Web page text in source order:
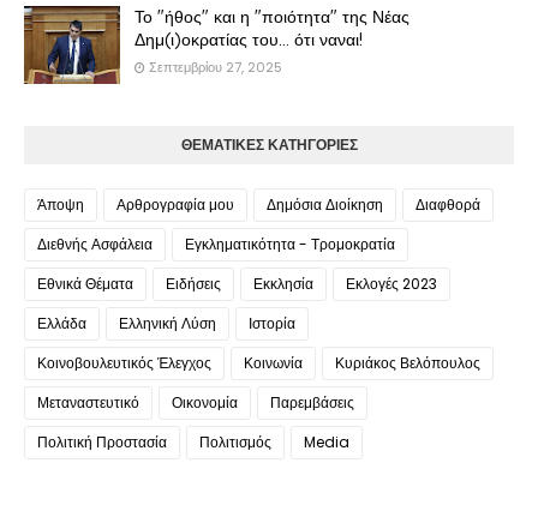
Το "ήθος" και η "ποιότητα" της Νέας
Δημ(ι)οκρατίας του... ότι ναναι!
Σεπτεμβρίου 27, 2025
ΘΕΜΑΤΙΚΕΣ ΚΑΤΗΓΟΡΙΕΣ
Άποψη Αρθρογραφία μου Δημόσια Διοίκηση
Διαφθορά
Διεθνής Ασφάλεια
Εγκληματικότητα - Τρομοκρατία
Εθνικά Θέματα
Ειδήσεις Εκκλησία
Εκλογές 2023
Ελλάδα
Ελληνική Λύση
Ιστορία
Κοινοβουλευτικός Έλεγχος
Κοινωνία
Κυριάκος Βελόπουλος
Μεταναστευτικό
Οικονομία
Παρεμβάσεις
Πολιτική Προστασία
Πολιτισμός Media